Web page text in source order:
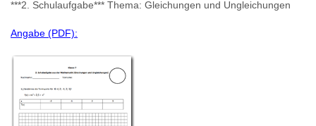
***2. Schulaufgabe*** Thema: Gleichungen und Ungleichungen
Angabe (PDF):